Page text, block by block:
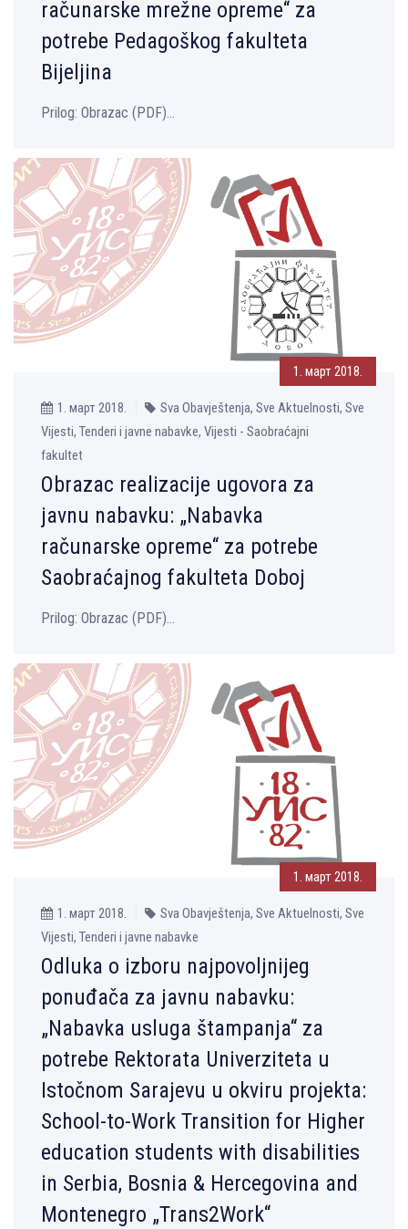
računarske mrežne opreme“ za
potrebe Pedagoškog fakulteta
Bijelјina
Prilog: Оbrazac (PDF)...
1. март 2018.
1. март 2018.
Sva Obavještenja, Sve Aktuelnosti, Sve
Vijesti, Tenderi i javne nabavke, Vijesti - Saobraćajni
fakultet
Obrazac realizacije ugovora za
javnu nabavku: „Nabavka
računarske opreme“ za potrebe
Saobraćajnog fakulteta Doboj
Prilog: Оbrazac (PDF)...
1. март 2018.
1. март 2018.
Sva Obavještenja, Sve Aktuelnosti, Sve
Vijesti, Tenderi i javne nabavke
Odluka o izboru najpovolјnijeg
ponuđača za javnu nabavku:
„Nabavka usluga štampanja“ za
potrebe Rektorata Univerziteta u
Istočnom Sarajevu u okviru projekta:
School-to-Work Transition for Higher
education students with disabilities
in Serbia, Bosnia & Hercegovina and
Montenegro „Trans2Work“